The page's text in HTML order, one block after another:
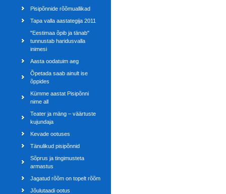
Pisipõnnide rõõmuallikad
Tapa valla aastategija 2011
"Eestimaa õpib ja tänab"
tunnustab haridusvalla
inimesi
Aasta oodatuim aeg
Õpetada saab ainult ise
õppides
Kümme aastat Pisipõnni
nime all
Teater ja mäng – väärtuste
kujundaja
Kevade ootuses
Tänulikud pisipõnnid
Sõprus ja tingimusteta
armastus
Jagatud rõõm on topelt rõõm
Jõulutaadi ootus